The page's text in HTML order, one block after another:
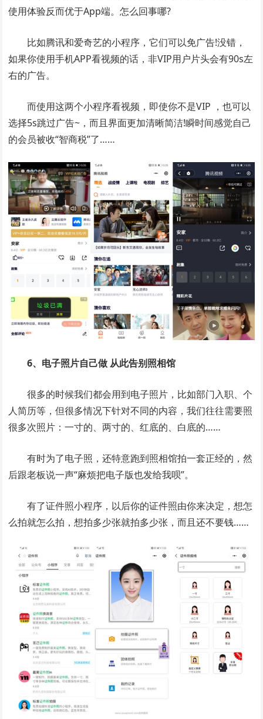
使用体验反而优于App端。怎么回事哪?
比如腾讯和爱奇艺的小程序，它们可以免广告!没错，
如果你使用手机APP看视频的话，非VIP用户片头会有90s左
右的广告。
而使用这两个小程序看视频，即使你不是VIP ，也可以
选择5s跳过广告~，而且界面更加清晰简洁!瞬时间感觉自己
的会员被收“智商税”了……
6、电子照片自己做 从此告别照相馆
很多的时候我们都会用到电子照片，比如部门入职、个
人简历等，但很多情况下针对不同的内容，我们往往需要照
很多次照片：一寸的、两寸的、红底的、白底的……
有时为了电子照，还特意跑到照相馆拍一套正经的，然
后跟老板说一声“麻烦把电子版也发给我呗”。
有了证件照小程序，以后你的证件照由你来决定，想怎
么拍就怎么拍，想拍多少张就拍多少张，而且还不要钱……